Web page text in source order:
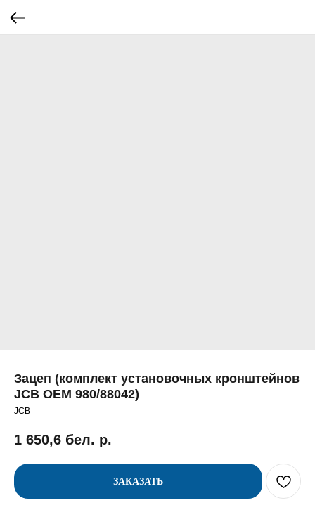
Зацеп (комплект установочных кронштейнов
JCB OEM 980/88042)
JCB
1 650,6 бел. р.
ЗАКАЗАТЬ